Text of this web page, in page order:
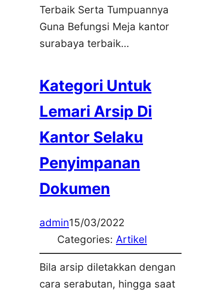
Terbaik Serta Tumpuannya
Guna Befungsi Meja kantor
surabaya terbaik…
Kategori Untuk
Lemari Arsip Di
Kantor Selaku
Penyimpanan
Dokumen
admin15/03/2022
Categories: Artikel
Bila arsip diletakkan dengan
cara serabutan, hingga saat